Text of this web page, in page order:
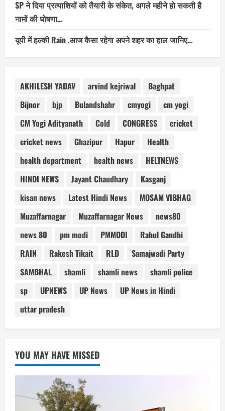
SP ने दिया प्रत्याशियों को तैयारी के संकेत, अगले महीने हो सकती है
नामों की घोषणा…
यूपी में हल्की Rain ,आज कैसा रहेगा अपने शहर का हाल जानिए…
AKHILESH YADAV arvind kejriwal
Baghpat
Bijnor
bjp Bulandshahr cmyogi
cm yogi
CM Yogi Adityanath
Cold CONGRESS
cricket
cricket news
Ghazipur Hapur
Health
health department
health news
HELTNEWS
HINDI NEWS
Jayant Chaudhary
Kasganj
kisan news
Latest Hindi News
MOSAM VIBHAG
Muzaffarnagar
Muzaffarnagar News
news80
news 80
pm modi PMMODI
Rahul Gandhi
RAIN
Rakesh Tikait RLD
Samajwadi Party
SAMBHAL
shamli shamli news
shamli police
sp
UPNEWS UP News
UP News in Hindi
uttar pradesh
YOU MAY HAVE MISSED